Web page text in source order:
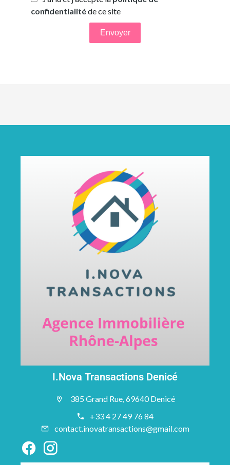
confidentialitéde ce site
Envoyer
I.Nova Transactions Denicé
385 Grand Rue, 69640 Denicé
+33 4 27 49 76 84
contact.inovatransactions@gmail.com